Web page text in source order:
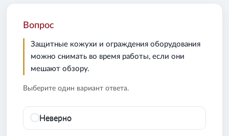
Вопрос
Защитные кожухи и ограждения оборудования
можно снимать во время работы, если они
мешают обзору.
Выберите один вариант ответа.
Неверно